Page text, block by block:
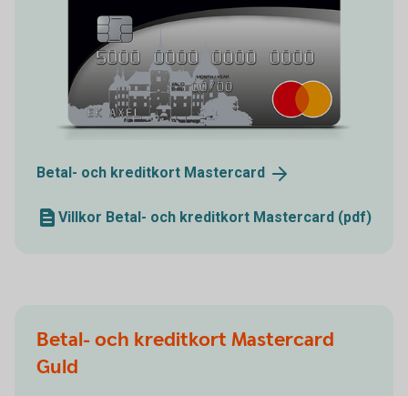
Betal- och kreditkort Mastercard
Villkor Betal- och kreditkort Mastercard (pdf)
Betal- och kreditkort Mastercard
Guld